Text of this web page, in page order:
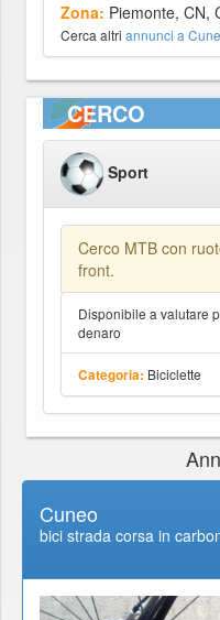
Zona: Piemonte, CN,
Cerca altri annunci a
CERCO
Sport
Cerco MTB con
front.
Disponibile a valutare
denaro
Categoria: Biciclette
Cuneo
bici strada corsa in